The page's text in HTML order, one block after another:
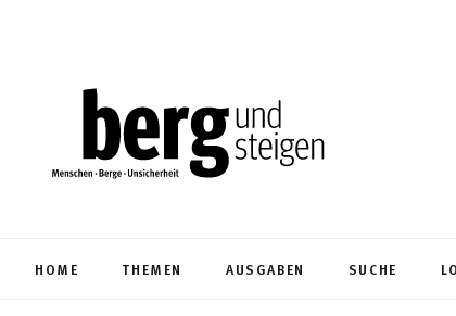
HOME THEMEN AUSGABEN SUCHE